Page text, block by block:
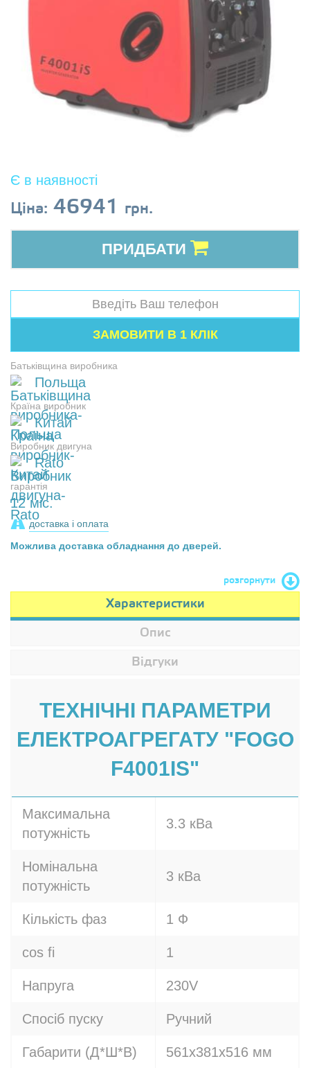
Є в наявності
Ціна: 46941 грн.
ПРИДБАТИ
Батьківщина виробника
Польща
Країна виробник
Китай
Виробник двигуна
Rato
гарантія
12 міс.
доставка і оплата
Можлива доставка обладнання до дверей.
розгорнути
Характеристики
Опис
Відгуки
ТЕХНІЧНІ ПАРАМЕТРИ
ЕЛЕКТРОАГРЕГАТУ "FOGO
F4001IS"
Максимальна
потужність
3.3 кВа
Номінальна
потужність
3 кВа
Кількість фаз 1 Ф
cos fi 1
Напруга 230V
Спосіб пуску Ручний
Габарити (Д*Ш*В) 561x381x516 мм